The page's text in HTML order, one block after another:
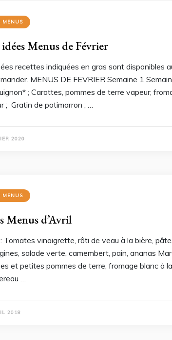
MENUS
Menus de Février
recettes indiquées en gras sont disponibles
MENUS DE FEVRIER Semaine 1
; Carottes, pommes de terre vapeur;
; Gratin de potimarron ; …
2020
MENUS
Menus d’Avril
Tomates vinaigrette, rôti de veau à la bière,
salade verte, camembert, pain, ananas
et petites pommes de terre, fromage blanc à
…
2018